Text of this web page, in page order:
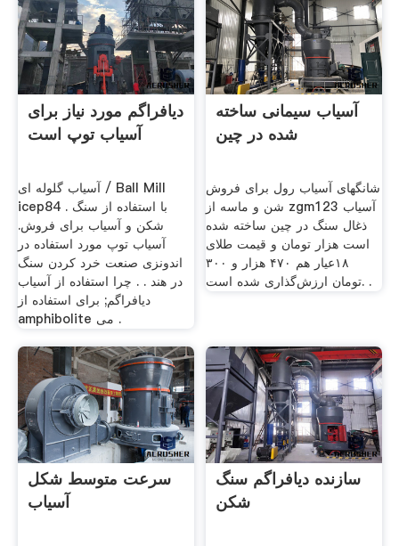
دیافراگم مورد نیاز برای
آسیاب توپ است
آسیاب گلوله ای / Ball Mill
icep84 . با استفاده از سنگ
شکن و آسیاب برای فروش.
آسیاب توپ مورد استفاده در
اندونزی صنعت خرد کردن سنگ
در هند . . چرا استفاده از آسیاب
دیافراگم; برای استفاده از
amphibolite می .
آسیاب سیمانی ساخته
شده در چین
شانگهای آسیاب رول برای فروش
شن و ماسه از zgm123 آسیاب
ذغال سنگ در چین ساخته شده
است هزار تومان و قیمت طلای
۱۸عیار هم ۴۷۰ هزار و ۳۰۰
تومان ارزش‌گذاری شده است. .
سرعت متوسط شکل
آسیاب
سازنده دیافراگم سنگ
شکن